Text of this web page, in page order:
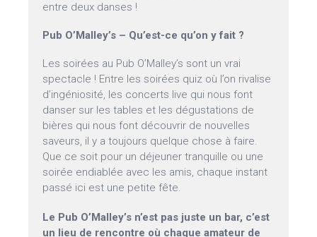
entre deux danses !
Pub O’Malley’s – Qu’est-ce qu’on y fait ?
Les soirées au Pub O’Malley’s sont un vrai
spectacle ! Entre les soirées quiz où l’on rivalise
d’ingéniosité, les concerts live qui nous font
danser sur les tables et les dégustations de
bières qui nous font découvrir de nouvelles
saveurs, il y a toujours quelque chose à faire.
Que ce soit pour un déjeuner tranquille ou une
soirée endiablée avec les amis, chaque instant
passé ici est une petite fête.
Le Pub O’Malley’s n’est pas juste un bar, c’est
un lieu de rencontre où chaque amateur de